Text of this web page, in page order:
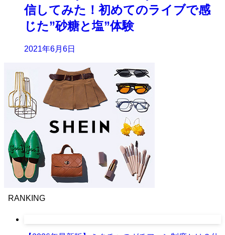
信してみた！初めてのライブで感
じた”砂糖と塩”体験
2021年6月6日
RANKING